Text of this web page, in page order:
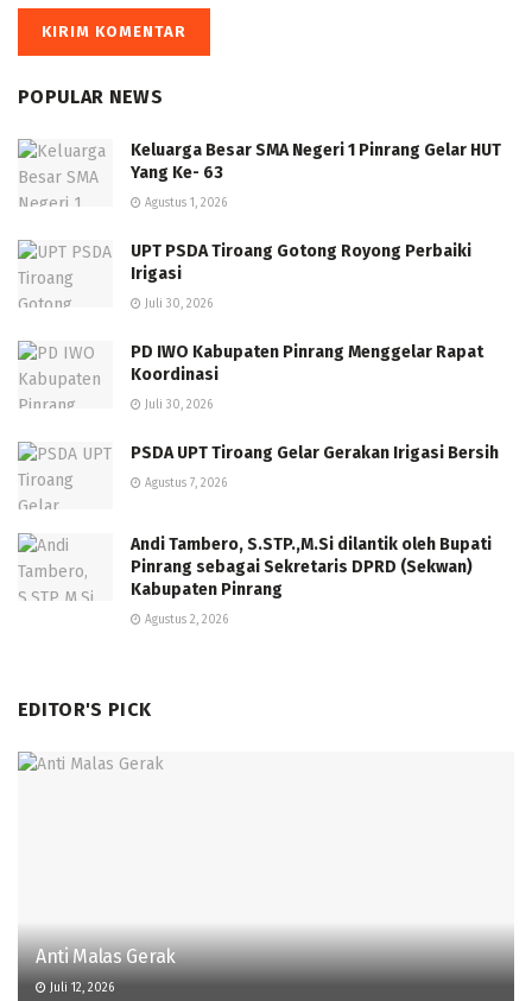
POPULAR NEWS
Keluarga Besar SMA Negeri 1 Pinrang Gelar HUT
Yang Ke- 63
Agustus 1, 2026
UPT PSDA Tiroang Gotong Royong Perbaiki
Irigasi
Juli 30, 2026
PD IWO Kabupaten Pinrang Menggelar Rapat
Koordinasi
Juli 30, 2026
PSDA UPT Tiroang Gelar Gerakan Irigasi Bersih
Agustus 7, 2026
Andi Tambero, S.STP.,M.Si dilantik oleh Bupati
Pinrang sebagai Sekretaris DPRD (Sekwan)
Kabupaten Pinrang
Agustus 2, 2026
EDITOR'S PICK
Anti Malas Gerak
Juli 12, 2026